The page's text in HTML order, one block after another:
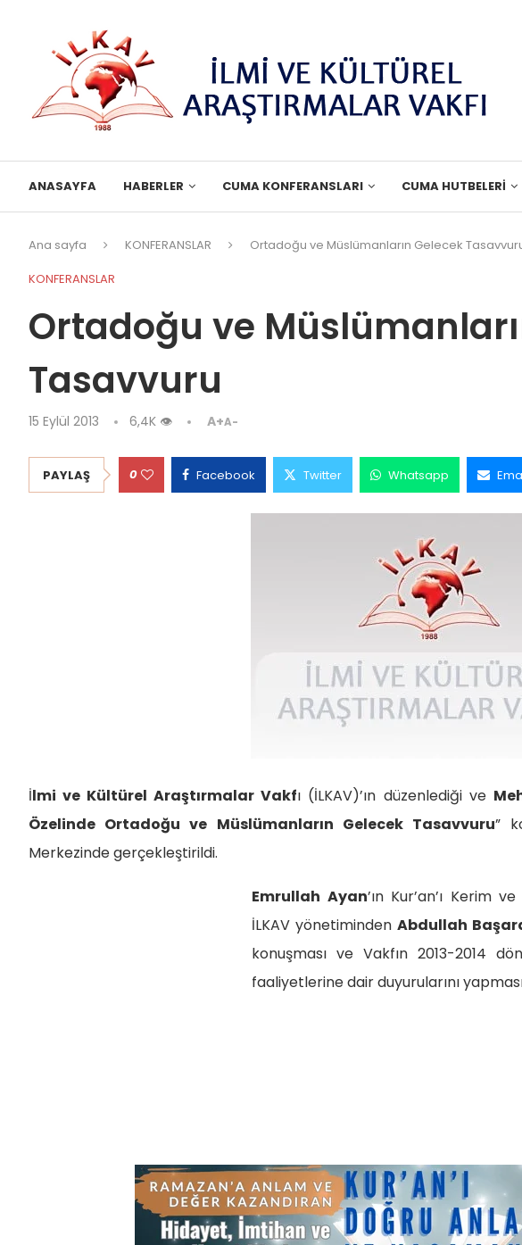
ANASAYFA HABERLER CUMA KONFERANSLARI CUMA HUTBELERI
Ana sayfa KONFERANSLAR
Ortadoğu ve Müslümanların Gelecek
KONFERANSLAR
Ortadoğu ve
Tasavvuru
15 Eylül 2013 6,4K 👁 A+A-
PAYLAŞ 0 Facebook Twitter Whatsapp
İlmi ve Kültürel Araştırmalar Vakfı (İLKAV)’ın düzenlediği ve
Özelinde Ortadoğu ve Müslümanların Gelecek Tasavvuru”
Merkezinde gerçekleştirildi.
Emrullah Ayan’ın Kur’an’ı Kerim
İLKAV yönetimindenAbdullah
konuşması ve Vakfın 2013-2014
faaliyetlerine dair duyurularını